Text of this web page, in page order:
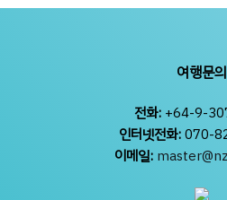
여행문의
전화:+64-9-
인터넷전화:070-
이메일: